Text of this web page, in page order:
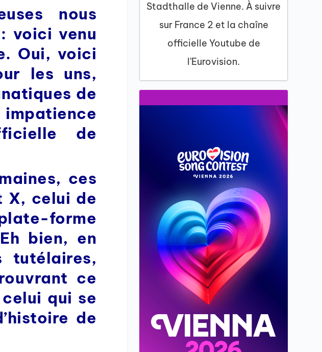
nous
voici venu
Oui, voici
les uns,
de
impatience
de
ces
X, celui de
forme
bien, en
tutélaires,
ce
qui se
de
Stadthalle de Vienne. À suivre
sur France 2 et la chaîne
officielle Youtube de
l'Eurovision.